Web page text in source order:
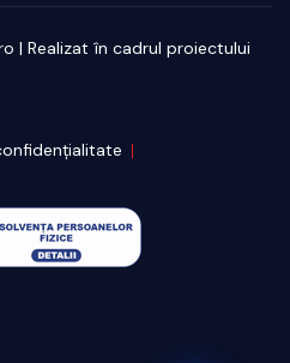
| Realizat în cadrul proiectului